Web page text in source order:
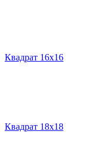
Квадрат 16х16
Квадрат 18х18